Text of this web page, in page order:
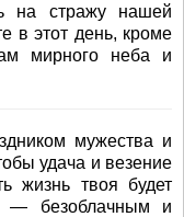
на стражу нашей
в этот день, кроме
мирного неба и
мужества и
удача и везение
жизнь твоя будет
— безоблачным и